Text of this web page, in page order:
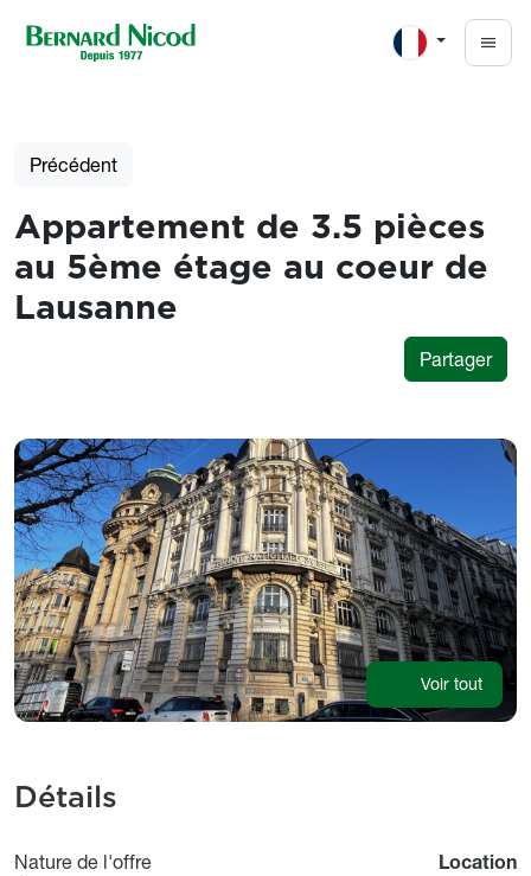
Précédent
Appartement de 3.5 pièces
au 5ème étage au coeur de
Lausanne
Partager
Photos
Voir tout
Détails
Nature de l'offre
Location